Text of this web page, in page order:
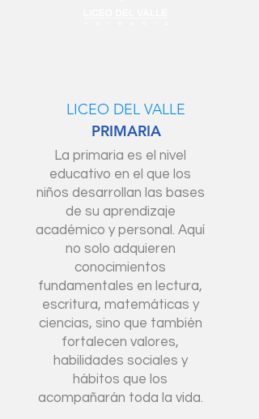
LICEO DEL VALLE
PRIMARIA
La primaria es el nivel
educativo en el que los
niños desarrollan las bases
de su aprendizaje
académico y personal. Aquí
no solo adquieren
conocimientos
fundamentales en lectura,
escritura, matemáticas y
ciencias, sino que también
fortalecen valores,
habilidades sociales y
hábitos que los
acompañarán toda la vida.